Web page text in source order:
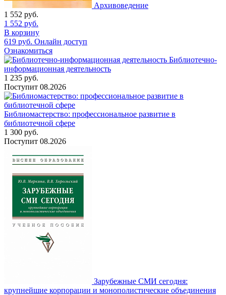
Архивоведение
1 552 руб.
1 552 руб.
В корзину
619 руб. Онлайн доступ
Ознакомиться
Библиотечно-
информационная деятельность
1 235 руб.
Поступит 08.2026
Библиомастерство: профессиональное развитие в
библиотечной сфере
1 300 руб.
Поступит 08.2026
Зарубежные СМИ сегодня:
крупнейшие корпорации и монополистические объединения